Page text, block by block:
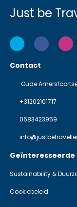
Just be
Contact
Oude
+31202101717
0683423959
Geïnteresseerde
Sustainability &
Cookiebeleid